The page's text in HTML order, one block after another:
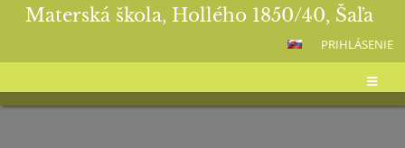
Materská škola, Hollého 1850/40, Šaľa
PRIHLÁSENIE